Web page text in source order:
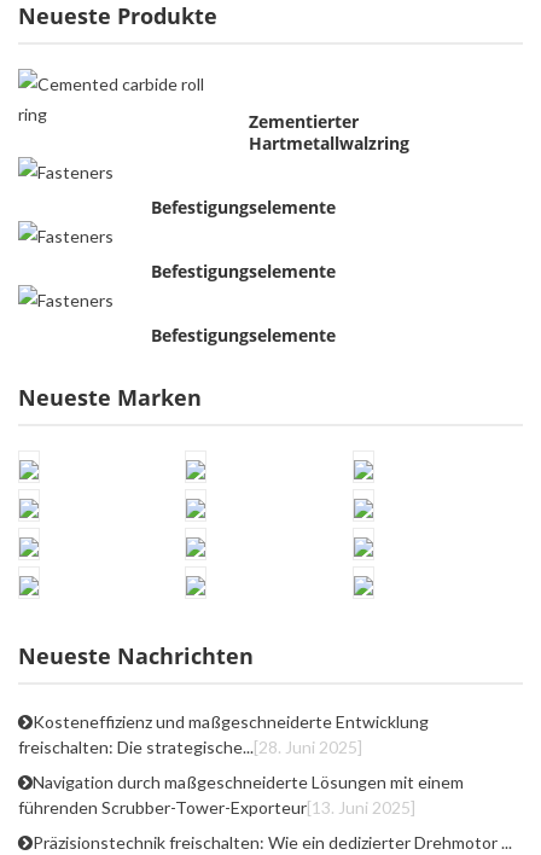
Neueste Produkte
Zementierter
Hartmetallwalzring
Befestigungselemente
Befestigungselemente
Befestigungselemente
Neueste Marken
Neueste Nachrichten
Kosteneffizienz und maßgeschneiderte Entwicklung
freischalten: Die strategische...[28. Juni 2025]
Navigation durch maßgeschneiderte Lösungen mit einem
führenden Scrubber-Tower-Exporteur[13. Juni 2025]
Präzisionstechnik freischalten: Wie ein dedizierter Drehmotor ...